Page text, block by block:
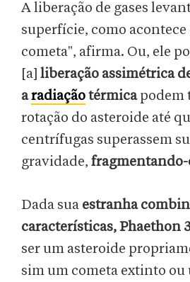
A liberação de gases
superfície, como
cometa", afirma. Ou, ele
[a] liberação assimétrica
aradiaçãotérmicapodem
rotação do asteroide até
centrífugas superassem
gravidade,
Dada sua estranha
características, Phaethon
ser um asteroide
sim um cometa extinto ou